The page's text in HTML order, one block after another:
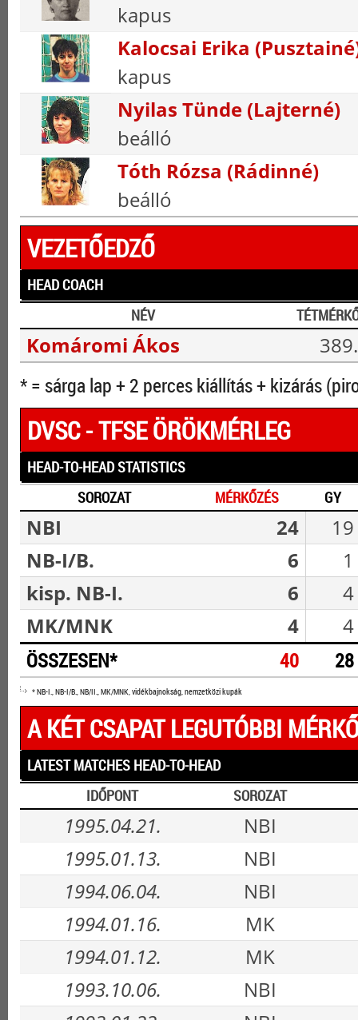
kapus
Kalocsai Erika
kapus
Nyilas Tünde (Lajterné)
beálló
Tóth Rózsa (Rádinné)
beálló
VEZETŐEDZŐ
HEAD COACH
NÉV
Komáromi Ákos 389.
* = sárga lap + 2 perces kiállítás + kizárás
DVSC - TFSE ÖRÖKMÉRLEG
HEAD-TO-HEAD STATISTICS
SOROZAT
MÉRKŐZÉS GY
NBI 24
19
NB-I/B.
6
1
kisp. NB-I.
6
4
MK/MNK
4 4
ÖSSZESEN* 40 28
* NB-I., NB-I/B., NB/II., MK/MNK, vidékbajnokság, nemzetközi kupák
A KÉT CSAPAT LEGUTÓBBI
LATEST MATCHES HEAD-TO-HEAD
IDŐPONT
SOROZAT
1995.04.21.
NBI
1995.01.13.
NBI
1994.06.04.
NBI
1994.01.16.
MK
1994.01.12.
MK
1993.10.06.
NBI